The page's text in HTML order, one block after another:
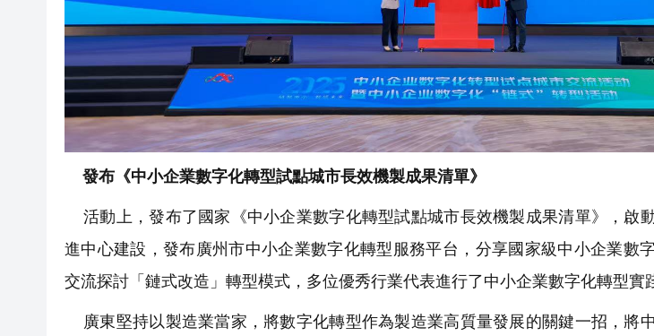
發布《中小企業數字化轉型試點城市長效機製成果清單》
活動上，發布了國家《中小企業數字化轉型試點城市長效機製成果清單》，啟
進中心建設，發布廣州市中小企業數字化轉型服務平台，分享國家級中小企業數
交流探討「鏈式改造」轉型模式，多位優秀行業代表進行了中小企業數字化轉型實
廣東堅持以製造業當家，將數字化轉型作為製造業高質量發展的關鍵一招，將